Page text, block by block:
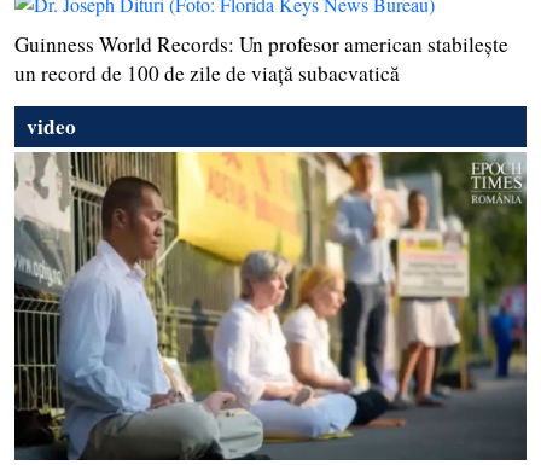
Guinness World Records: Un profesor american stabileşte
un record de 100 de zile de viaţă subacvatică
video